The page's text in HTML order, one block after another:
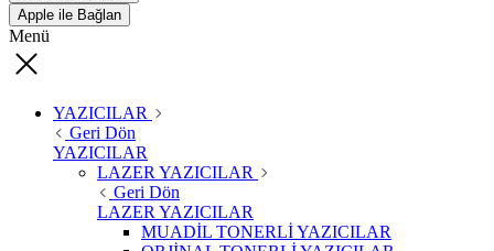
Apple ile Bağlan
Menü
YAZICILAR
Geri Dön
YAZICILAR
LAZER YAZICILAR
Geri Dön
LAZER YAZICILAR
MUADİL TONERLİ YAZICILAR